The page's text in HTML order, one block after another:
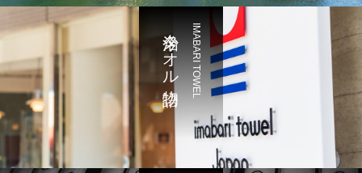
IMABARI TOWEL
今治タオル物語